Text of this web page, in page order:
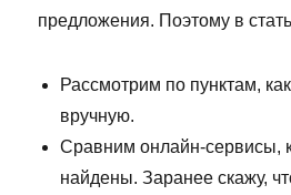
предложения. Поэтому в
Рассмотрим по пунктам,
вручную.
Сравним онлайн-сервисы,
найдены. Заранее скажу,